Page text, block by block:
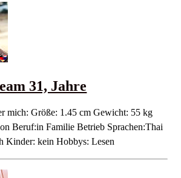
31, Jahre
mich: Größe: 1.45 cm Gewicht: 55 kg
Beruf:in Familie Betrieb Sprachen:Thai
Kinder: kein Hobbys: Lesen